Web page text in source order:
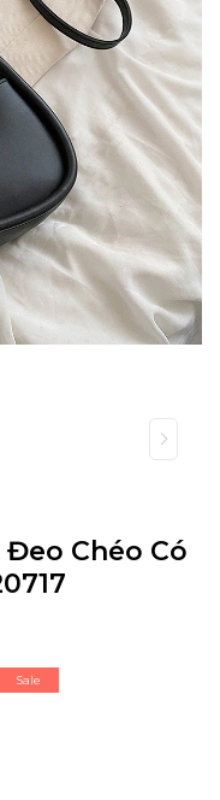
Đeo Chéo Có
Sale